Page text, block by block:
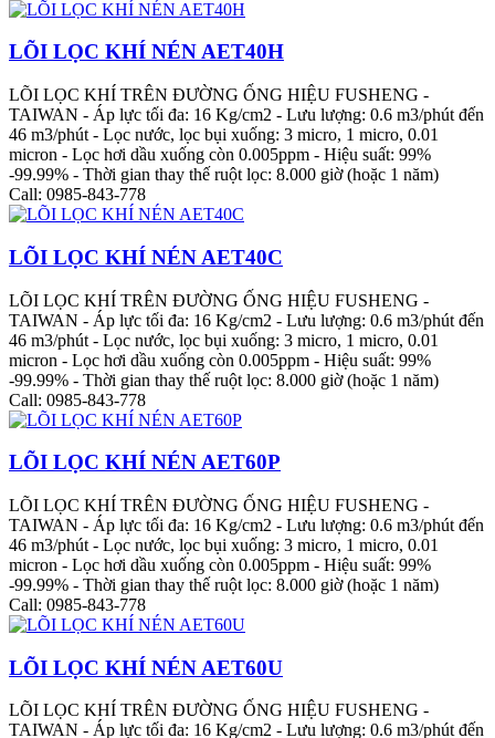
LÕI LỌC KHÍ NÉN AET40H
LÕI LỌC KHÍ TRÊN ĐƯỜNG ỐNG HIỆU FUSHENG -
TAIWAN - Áp lực tối đa: 16 Kg/cm2 - Lưu lượng: 0.6 m3/phút đến
46 m3/phút - Lọc nước, lọc bụi xuống: 3 micro, 1 micro, 0.01
micron - Lọc hơi dầu xuống còn 0.005ppm - Hiệu suất: 99%
-99.99% - Thời gian thay thế ruột lọc: 8.000 giờ (hoặc 1 năm)
Call: 0985-843-778
LÕI LỌC KHÍ NÉN AET40C
LÕI LỌC KHÍ TRÊN ĐƯỜNG ỐNG HIỆU FUSHENG -
TAIWAN - Áp lực tối đa: 16 Kg/cm2 - Lưu lượng: 0.6 m3/phút đến
46 m3/phút - Lọc nước, lọc bụi xuống: 3 micro, 1 micro, 0.01
micron - Lọc hơi dầu xuống còn 0.005ppm - Hiệu suất: 99%
-99.99% - Thời gian thay thế ruột lọc: 8.000 giờ (hoặc 1 năm)
Call: 0985-843-778
LÕI LỌC KHÍ NÉN AET60P
LÕI LỌC KHÍ TRÊN ĐƯỜNG ỐNG HIỆU FUSHENG -
TAIWAN - Áp lực tối đa: 16 Kg/cm2 - Lưu lượng: 0.6 m3/phút đến
46 m3/phút - Lọc nước, lọc bụi xuống: 3 micro, 1 micro, 0.01
micron - Lọc hơi dầu xuống còn 0.005ppm - Hiệu suất: 99%
-99.99% - Thời gian thay thế ruột lọc: 8.000 giờ (hoặc 1 năm)
Call: 0985-843-778
LÕI LỌC KHÍ NÉN AET60U
LÕI LỌC KHÍ TRÊN ĐƯỜNG ỐNG HIỆU FUSHENG -
TAIWAN - Áp lực tối đa: 16 Kg/cm2 - Lưu lượng: 0.6 m3/phút đến